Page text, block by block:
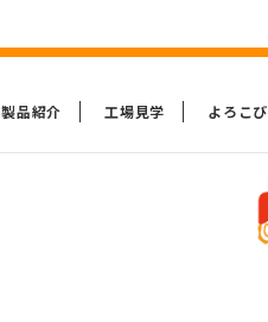
製品紹介 工場見学 よろこび